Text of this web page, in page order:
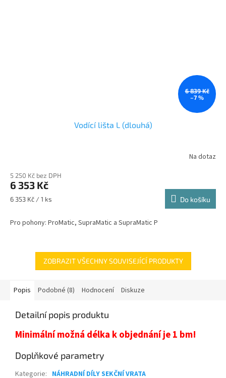
6 839 Kč
–7 %
Vodící lišta L (dlouhá)
Na dotaz
5 250 Kč bez DPH
6 353 Kč
Měrná
6 353 Kč / 1 ks Do košíku
Pro pohony: ProMatic, SupraMatic a SupraMatic P
ZOBRAZIT VŠECHNY SOUVISEJÍCÍ PRODUKTY
Popis Podobné (8) Hodnocení Diskuze
Detailní popis produktu
Minimální možná délka k objednání je 1 bm!
Doplňkové parametry
Kategorie: NÁHRADNÍ DÍLY SEKČNÍ VRATA